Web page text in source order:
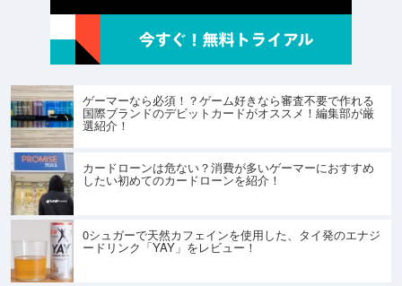
ゲーマーなら必須！？ゲーム好きなら審査不要で作れる
国際ブランドのデビットカードがオススメ！編集部が厳
選紹介！
カードローンは危ない？消費が多いゲーマーにおすすめ
したい初めてのカードローンを紹介！
0シュガーで天然カフェインを使用した、タイ発のエナジ
ードリンク「YAY」をレビュー！